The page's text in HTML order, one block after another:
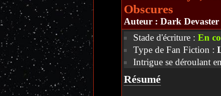
Obscures
Auteur : Dark Devaster
Stade d'écriture : En
Type de Fan Fiction :
Intrigue se déroulant
Résumé